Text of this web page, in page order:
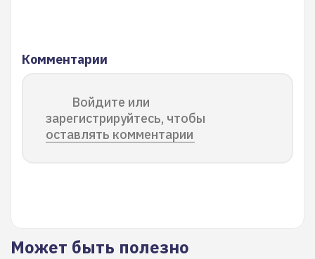
Комментарии
Войдите или
зарегистрируйтесь, чтобы
оставлять комментарии
Может быть полезно